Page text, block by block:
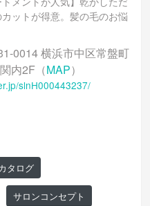
ットが得意。髪の毛のお悩
0014 横浜市中区常盤町
内2F（MAP）
slnH000443237/
タログ
サロンコンセプト